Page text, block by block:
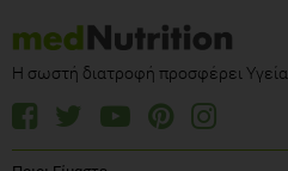
Η σωστή διατροφή προσφέρει Υγεία